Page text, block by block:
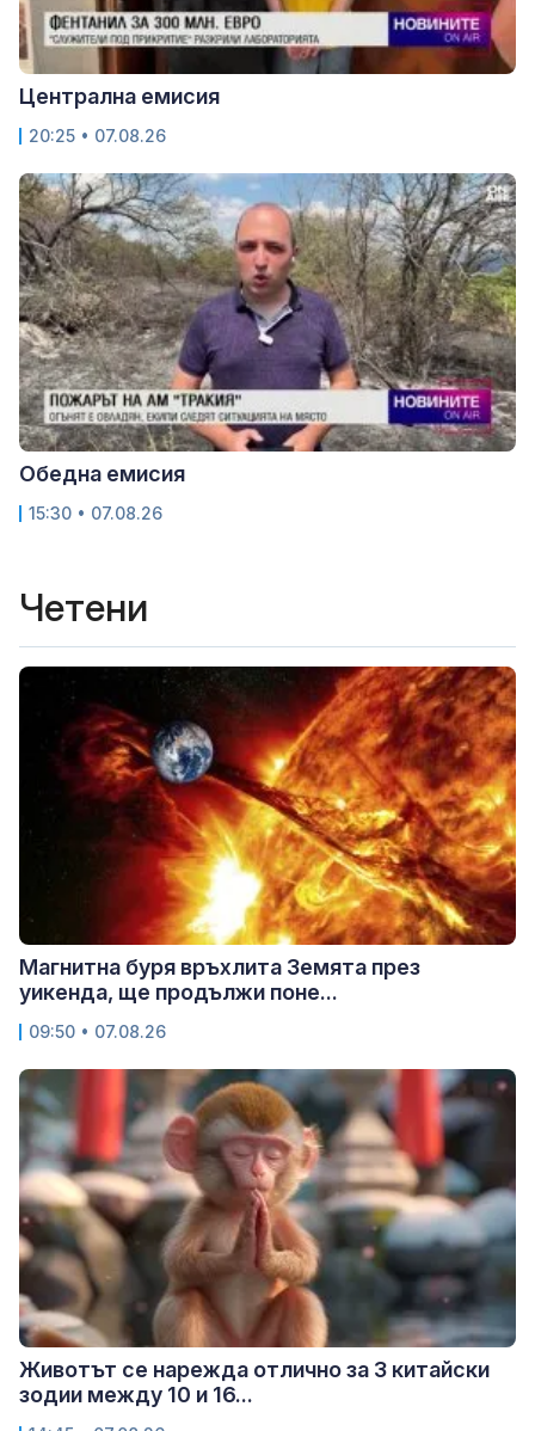
Централна емисия
20:25 • 07.08.26
Обедна емисия
15:30 • 07.08.26
Четени
Магнитна буря връхлита Земята през
уикенда, ще продължи поне...
09:50 • 07.08.26
Животът се нарежда отлично за 3 китайски
зодии между 10 и 16...